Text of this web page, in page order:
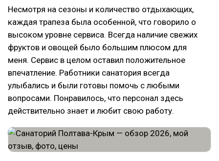
Несмотря на сезоны и количество отдыхающих,
каждая трапеза была особенной, что говорило о
высоком уровне сервиса. Всегда наличие свежих
фруктов и овощей было большим плюсом для
меня. Сервис в целом оставил положительное
впечатление. Работники санатория всегда
улыбались и были готовы помочь с любыми
вопросами. Понравилось, что персонал здесь
действительно знает и любит свою работу.